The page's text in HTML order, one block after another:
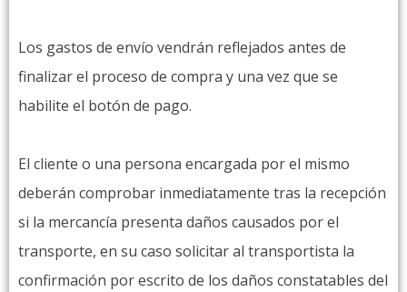
Los gastos de envío vendrán reflejados antes de
finalizar el proceso de compra y una vez que se
habilite el botón de pago.
El cliente o una persona encargada por el mismo
deberán comprobar inmediatamente tras la recepción
si la mercancía presenta daños causados por el
transporte, en su caso solicitar al transportista la
confirmación por escrito de los daños constatables del